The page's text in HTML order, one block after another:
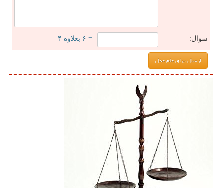
سوال: = ۶ بعلاوه ۴